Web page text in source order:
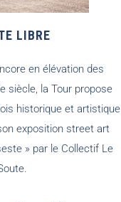
LIBRE
en élévation des
siècle, la Tour propose
historique et artistique
exposition street art
» par le Collectif Le